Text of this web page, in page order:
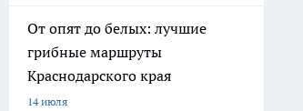
От опят до белых: лучшие
грибные маршруты
Краснодарского края
14 июля